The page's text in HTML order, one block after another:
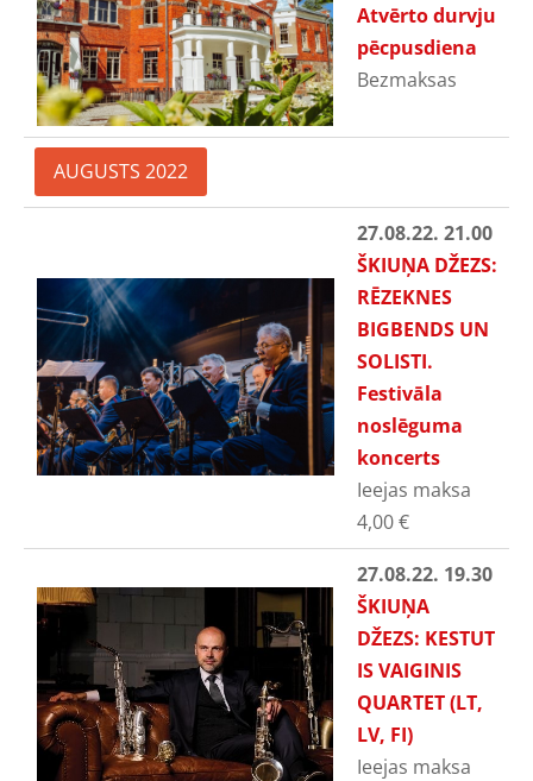
Atvērto durvju
pēcpusdiena
Bezmaksas
AUGUSTS 2022
27.08.22. 21.00
ŠKIUŅA DŽEZS:
RĒZEKNES
BIGBENDS UN
SOLISTI.
Festivāla
noslēguma
koncerts
Ieejas maksa
4,00€
27.08.22. 19.30
ŠKIUŅA
DŽEZS: KESTUT
IS VAIGINIS
QUARTET (LT,
LV, FI)
Ieejas maksa